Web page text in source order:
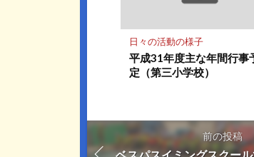
日々の活動の様子
平成31年度主な年間行事
定（第三小学校）
前の投稿